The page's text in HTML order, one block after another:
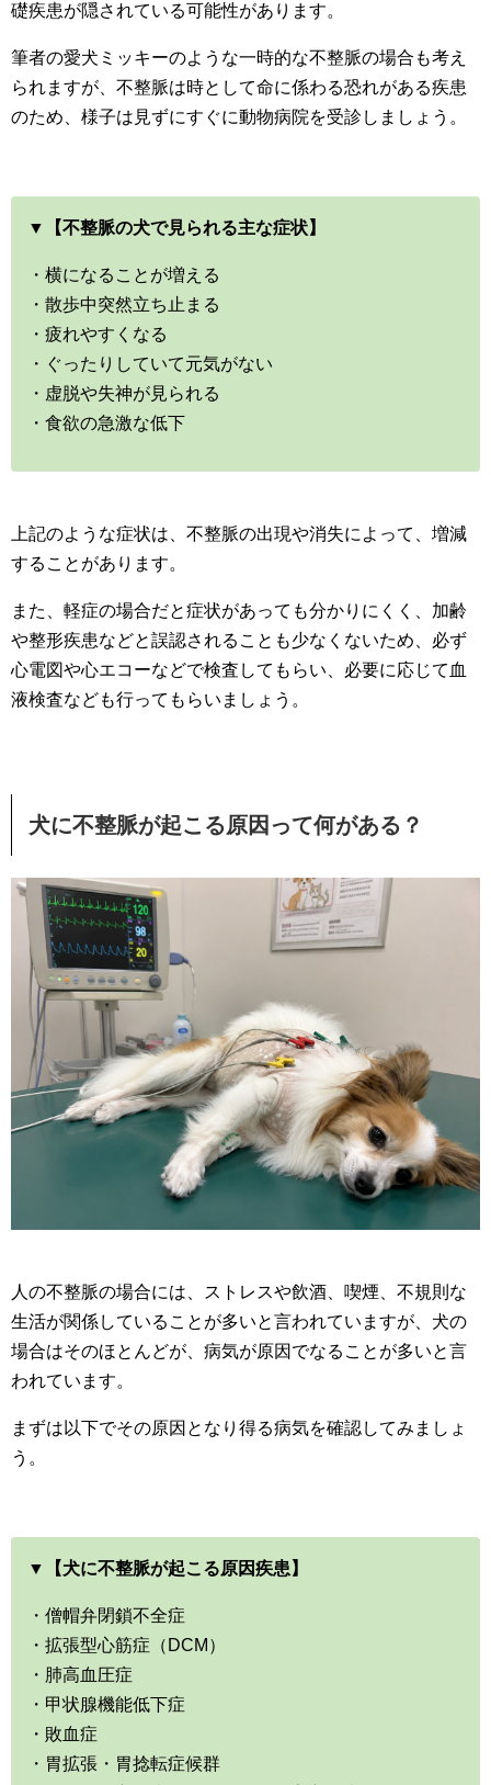
礎疾患が隠されている可能性があります。
筆者の愛犬ミッキーのような一時的な不整脈の場合も考え
られますが、不整脈は時として命に係わる恐れがある疾患
のため、様子は見ずにすぐに動物病院を受診しましょう。
▼【不整脈の犬で見られる主な症状】
・横になることが増える
・散歩中突然立ち止まる
・疲れやすくなる
・ぐったりしていて元気がない
・虚脱や失神が見られる
・食欲の急激な低下
上記のような症状は、不整脈の出現や消失によって、増減
することがあります。
また、軽症の場合だと症状があっても分かりにくく、加齢
や整形疾患などと誤認されることも少なくないため、必ず
心電図や心エコーなどで検査してもらい、必要に応じて血
液検査なども行ってもらいましょう。
犬に不整脈が起こる原因って何がある？
人の不整脈の場合には、ストレスや飲酒、喫煙、不規則な
生活が関係していることが多いと言われていますが、犬の
場合はそのほとんどが、病気が原因でなることが多いと言
われています。
まずは以下でその原因となり得る病気を確認してみましょ
う。
▼【犬に不整脈が起こる原因疾患】
・僧帽弁閉鎖不全症
・拡張型心筋症（DCM）
・肺高血圧症
・甲状腺機能低下症
・敗血症
・胃拡張・胃捻転症候群